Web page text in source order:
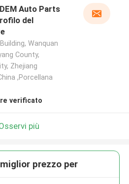
Auto Parts
del
Wanquan
County,
Zhejiang
,Porcellana
verificato
più
prezzo per